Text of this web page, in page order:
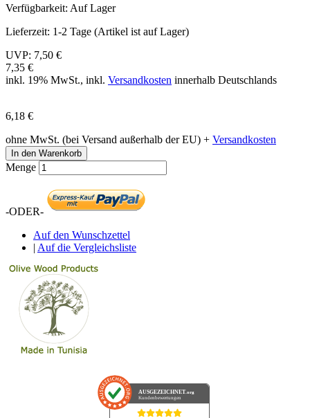
Verfügbarkeit: Auf Lager
Lieferzeit: 1-2 Tage (Artikel ist auf Lager)
UVP: 7,50 €
7,35 €
inkl. 19% MwSt., inkl. Versandkosten innerhalb Deutschlands
6,18 €
ohne MwSt. (bei Versand außerhalb der EU) + Versandkosten
In den Warenkorb
Menge
-ODER-
Auf den Wunschzettel
| Auf die Vergleichsliste
AUSGEZEICHNET.org
Kundenbewertungen